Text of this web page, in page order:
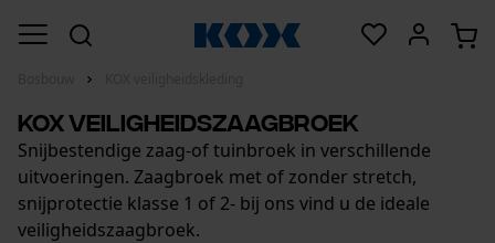
KOX Veiligheidszaagbroek
Snijbestendige zaag-of tuinbroek in verschillende
uitvoeringen. Zaagbroek met of zonder stretch,
snijprotectie klasse 1 of 2- bij ons vind u de ideale
veiligheidszaagbroek.